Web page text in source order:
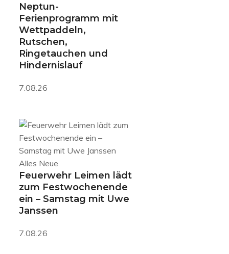
Neptun-
Ferienprogramm mit
Wettpaddeln,
Rutschen,
Ringetauchen und
Hindernislauf
7.08.26
Alles Neue
Feuerwehr Leimen lädt
zum Festwochenende
ein – Samstag mit Uwe
Janssen
7.08.26